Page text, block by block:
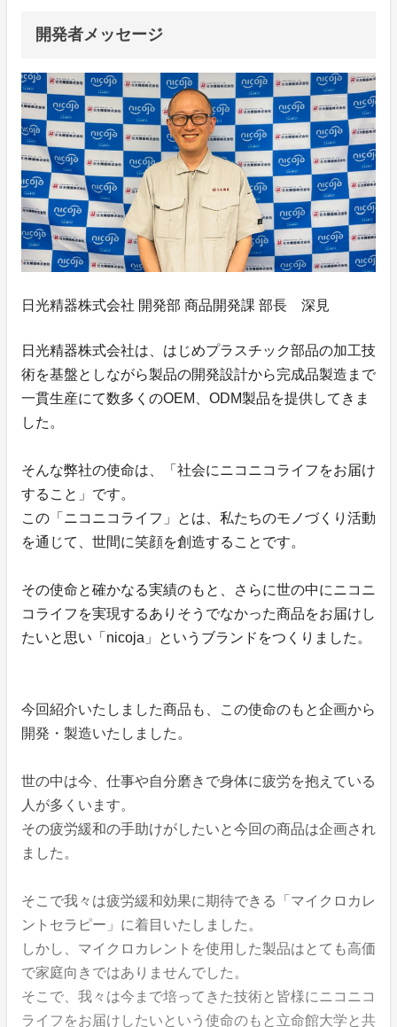
開発者メッセージ
日光精器株式会社 開発部 商品開発課 部長 深見
日光精器株式会社は、はじめプラスチック部品の加工技
術を基盤としながら製品の開発設計から完成品製造まで
一貫生産にて数多くのOEM、ODM製品を提供してきま
した。
そんな弊社の使命は、「社会にニコニコライフをお届け
すること」です。
この「ニコニコライフ」とは、私たちのモノづくり活動
を通じて、世間に笑顔を創造することです。
その使命と確かなる実績のもと、さらに世の中にニコニ
コライフを実現するありそうでなかった商品をお届けし
たいと思い「nicoja」というブランドをつくりました。
今回紹介いたしました商品も、この使命のもと企画から
開発・製造いたしました。
世の中は今、仕事や自分磨きで身体に疲労を抱えている
人が多くいます。
その疲労緩和の手助けがしたいと今回の商品は企画され
ました。
そこで我々は疲労緩和効果に期待できる「マイクロカレ
ントセラピー」に着目いたしました。
しかし、マイクロカレントを使用した製品はとても高価
で家庭向きではありませんでした。
そこで、我々は今まで培ってきた技術と皆様にニコニコ
ライフをお届けしたいという使命のもと立命館大学と共